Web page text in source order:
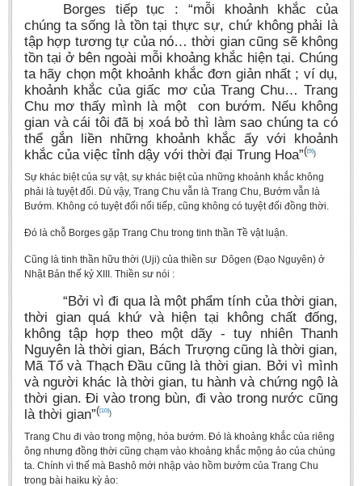
Borges tiếp tục : “mỗi khoảnh khắc của
chúng ta sống là tồn tại thực sự, chứ không phải là
tập hợp tương tự của nó… thời gian cũng sẽ không
tồn tại ở bên ngoài mỗi khoảng khắc hiện tại. Chúng
ta hãy chọn một khoảnh khắc đơn giản nhất ; ví dụ,
khoảnh khắc của giấc mơ của Trang Chu… Trang
Chu mơ thấy mình là một con bướm. Nếu không
gian và cái tôi đã bị xoá bỏ thì làm sao chúng ta có
thể gắn liền những khoảnh khắc ấy với khoảnh
khắc của việc tỉnh dậy với thời đại Trung Hoa”([9])
Sự khác biệt của sự vật, sự khác biệt của những khoảnh khắc không
phải là tuyệt đối. Dù vậy, Trang Chu vẫn là Trang Chu, Bướm vẫn là
Bướm. Không có tuyệt đối nối tiếp, cũng không có tuyệt đối đồng thời.
Đó là chỗ Borges gặp Trang Chu trong tinh thần Tề vật luận.
Cũng là tinh thần hữu thời (Uji) của thiền sư Dôgen (Đạo Nguyên) ở
Nhật Bản thế kỷ XIII. Thiền sư nói :
“Bởi vì đi qua là một phẩm tính của thời gian,
thời gian quá khứ và hiện tại không chất đống,
không tập hợp theo một dãy - tuy nhiên Thanh
Nguyên là thời gian, Bách Trượng cũng là thời gian,
Mã Tổ và Thạch Đầu cũng là thời gian. Bởi vì mình
và người khác là thời gian, tu hành và chứng ngộ là
thời gian. Đi vào trong bùn, đi vào trong nước cũng
là thời gian”([10])
Trang Chu đi vào trong mộng, hóa bướm. Đó là khoảng khắc của riêng
ông nhưng đồng thời cũng chạm vào khoảng khắc mộng ảo của chúng
ta. Chính vì thế mà Bashô mới nhập vào hồm bướm của Trang Chu
trong bài haiku kỳ ảo: